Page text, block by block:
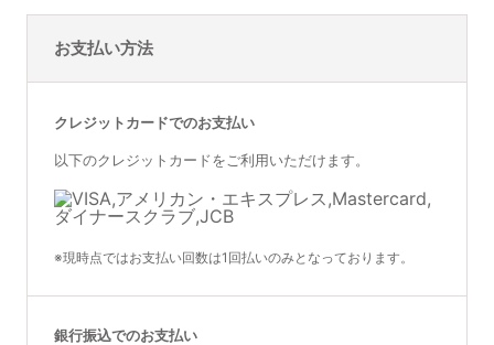
お支払い方法
クレジットカードでのお支払い
以下のクレジットカードをご利用いただけます。
※現時点ではお支払い回数は1回払いのみとなっております。
銀行振込でのお支払い